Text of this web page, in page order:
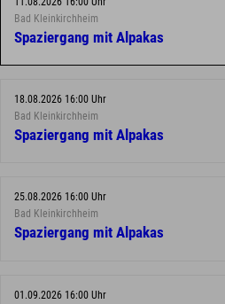
Bad Kleinkirchheim
Spaziergang mit Alpakas
18.08.2026 16:00 Uhr
Bad Kleinkirchheim
Spaziergang mit Alpakas
25.08.2026 16:00 Uhr
Bad Kleinkirchheim
Spaziergang mit Alpakas
01.09.2026 16:00 Uhr